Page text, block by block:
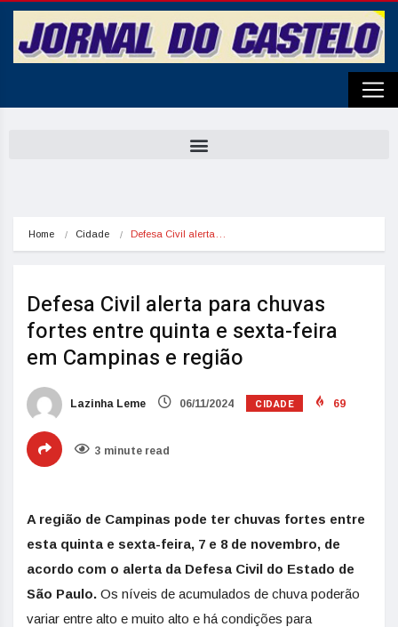
Home Cidade Defesa Civil alerta…
Defesa Civil alerta para chuvas
fortes entre quinta e sexta-feira
em Campinas e região
Lazinha Leme 06/11/2024 CIDADE 69
3 minute read
A região de Campinas pode ter chuvas fortes entre
esta quinta e sexta-feira, 7 e 8 de novembro, de
acordo com o alerta da Defesa Civil do Estado de
São Paulo. Os níveis de acumulados de chuva poderão
variar entre alto e muito alto e há condições para